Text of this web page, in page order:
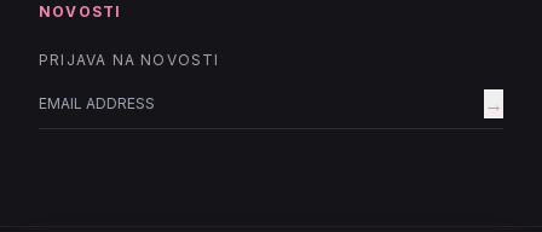
NOVOSTI
PRIJAVA NA NOVOSTI
→